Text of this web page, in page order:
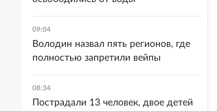
09:04
Володин назвал пять регионов, где
полностью запретили вейпы
08:34
Пострадали 13 человек, двое детей